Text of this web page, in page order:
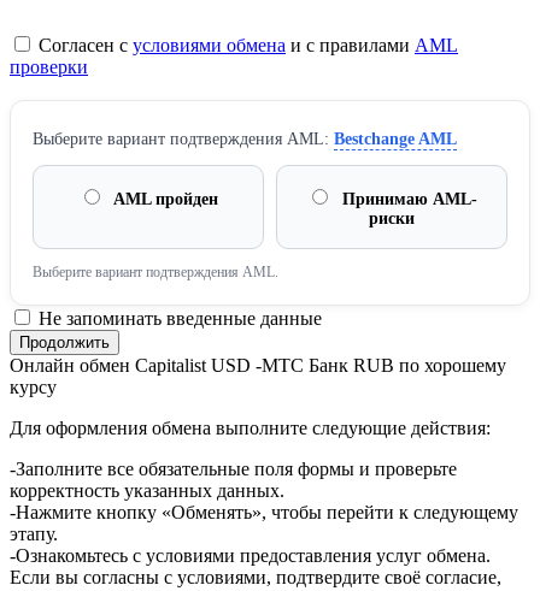
Согласен с условиями обмена и с правилами AML
проверки
Выберите вариант подтверждения AML: Bestchange AML
AML пройден
Принимаю AML-
риски
Выберите вариант подтверждения AML.
Не запоминать введенные данные
Онлайн обмен Capitalist USD -МТС Банк RUB по хорошему
курсу
Для оформления обмена выполните следующие действия:
-Заполните все обязательные поля формы и проверьте
корректность указанных данных.
-Нажмите кнопку «Обменять», чтобы перейти к следующему
этапу.
-Ознакомьтесь с условиями предоставления услуг обмена.
Если вы согласны с условиями, подтвердите своё согласие,